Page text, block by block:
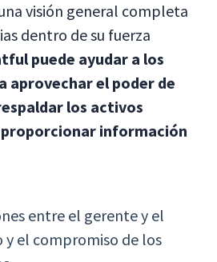
visión general completa
dentro de su fuerza
puede ayudar a los
aprovechar el poder de
los activos
información
entre el gerente y el
y el compromiso de los